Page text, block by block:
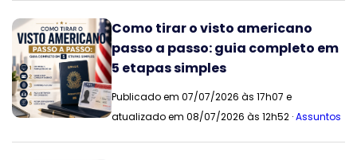
Como tirar o visto americano
passo a passo: guia completo em
5 etapas simples
Publicado em 07/07/2026 às 17h07 e
atualizado em 08/07/2026 às 12h52 ·Assuntos